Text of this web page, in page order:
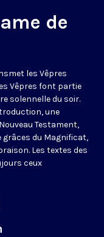
de
les Vêpres
Vêpres font partie
solennelle du soir.
une
Testament,
grâces du Magnificat,
Les textes des
ceux